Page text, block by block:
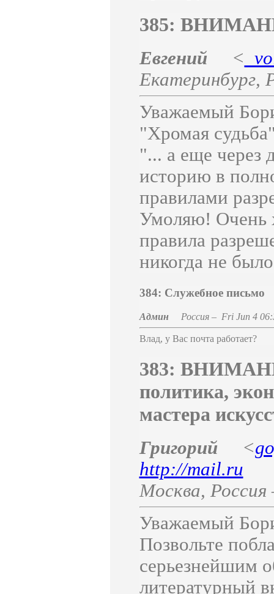
385:
Евгений <
Екатеринбург,
Уважаемый
"Хромая
"... а еще через
историю в
правилами
Умоляю! Очень
правила
никогда не
384: Служебное письмо
Админ Россия– Fri Jun 4
Влад, у Вас почта работает?
383:
политика,
мастера
Григорий <
http://mail.ru
Москва, Россия
Уважаемый
Позвольте
серьезнейшим
литературный